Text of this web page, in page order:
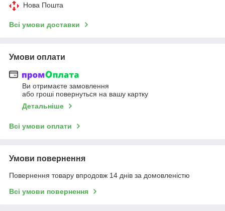
Нова Пошта
Всі умови доставки
Умови оплати
Ви отримаєте замовлення
або гроші повернуться на вашу картку
Детальніше
Всі умови оплати
Умови повернення
Повернення товару впродовж 14 днів за домовленістю
Всі умови повернення